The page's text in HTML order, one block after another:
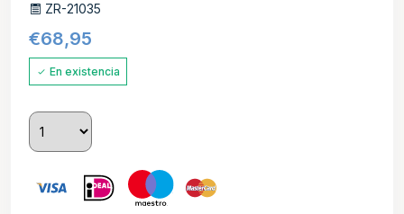
ZR-21035
€68,95
En existencia